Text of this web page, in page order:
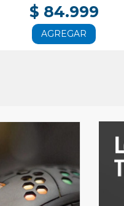
$ 84.999
AGREGAR